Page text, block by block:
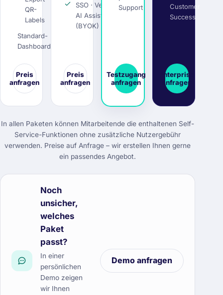
QR-
Labels
Standard-
Dashboard
Preis
anfragen
SSO · Veviad
AI Assistant
(BYOK)
Preis
anfragen
Support
Testzugang
anfragen
Customer
Success
Enterprise
anfragen
In allen Paketen können Mitarbeitende die enthaltenen Self-
Service-Funktionen ohne zusätzliche Nutzergebühr
verwenden. Preise auf Anfrage – wir erstellen Ihnen gerne
ein passendes Angebot.
Noch
unsicher,
welches
Paket
passt?
In einer
persönlichen
Demo zeigen
wir Ihnen
Demo anfragen